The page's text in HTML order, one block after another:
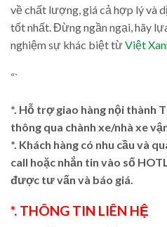
về chất lượng, giá cả hợp lý và
tốt nhất. Đừng ngần ngại, hãy
nghiệm sự khác biệt từViệt
“`
*. Hỗ trợ giao hàng nội thành
thông qua chành xe/nhà xe
*. Khách hàng có nhu cầu và
call hoặc nhắn tin vào số
được tư vấn và báo giá.
*. THÔNG TIN LIÊN HỆ